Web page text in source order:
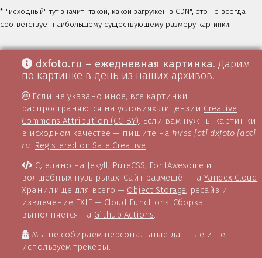
* "исходный" тут значит "такой, какой загружен в CDN", это не всегда
соответствует наибольшему существующему размеру картинки.
dxfoto.ru – ежедневная картинка. Дарим
по картинке в день из наших архивов.
Если не указано иное, все картинки
распространяются на условиях лицензии Creative
Commons Attribution (CC-BY) . Если вам нужны картинки
в исходном качестве — пишите на hires [at] dxfoto [dot]
ru Registered on Safe Creative
Сделано на Jekyll, PureCSS, FontAwesome и
волшебных пузырьках. Сайт размещён наYandex Cloud
Хранилище для всего — Object Storage, ресайз и
извлечение EXIF — Cloud Functions . Сборка
выполняется на Github Actions
Мы не собираем персональные данные и не
используем трекеры.